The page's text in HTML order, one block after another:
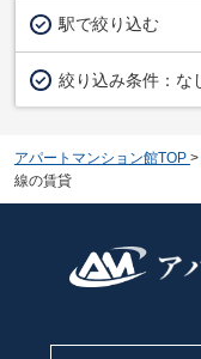
駅で絞り込む
絞り込み条件： な
アパートマンション館TOP >
線の賃貸